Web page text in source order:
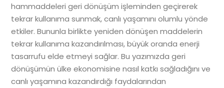
hammaddeleri geri dönüşüm işleminden geçirerek
tekrar kullanıma sunmak, canlı yaşamını olumlu yönde
etkiler. Bununla birlikte yeniden dönüşen maddelerin
tekrar kullanıma kazandırılması, büyük oranda enerji
tasarrufu elde etmeyi sağlar. Bu yazımızda geri
dönüşümün ülke ekonomisine nasıl katkı sağladığını ve
canlı yaşamına kazandırdığı faydalarından